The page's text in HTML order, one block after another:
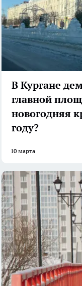
В Кургане
главной
новогодняя
году?
10 марта